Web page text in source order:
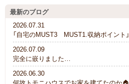
最新のブログ
2026.07.31
「自宅のMUST3 MUST1.収納ポイント」
2026.07.09
完全に嵌りました…
2026.06.30